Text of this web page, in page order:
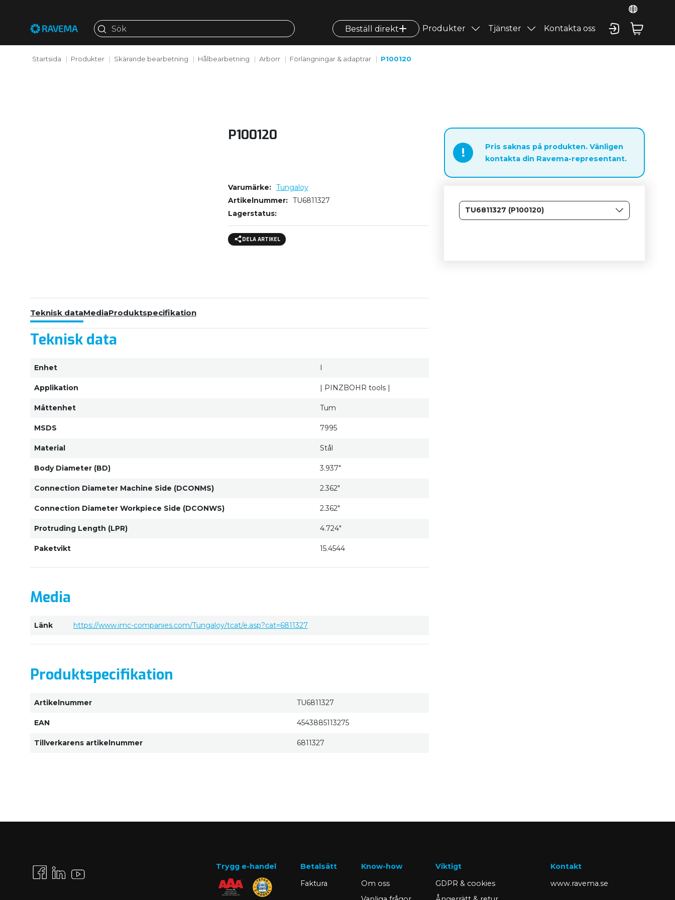
Beställ direkt Produkter Tjänster Kontakta oss
Startsida Produkter Skärande bearbetning Hålbearbetning Arborr Förlängningar & adaptrar P100120
P100120
!
Pris saknas på produkten. Vänligen
kontakta din Ravema-representant.
TU6811327 (P100120)
Varumärke
Tungaloy
Artikelnummer
TU6811327
Lagerstatus
DELA ARTIKEL
Teknisk dataMediaProduktspecifikation
Teknisk data
Enhet I
Applikation | PINZBOHR tools |
Måttenhet Tum
MSDS 7995
Material Stål
Body Diameter (BD) 3.937"
Connection Diameter Machine Side (DCONMS) 2.362"
Connection Diameter Workpiece Side (DCONWS) 2.362"
Protruding Length (LPR) 4.724"
Paketvikt 15.4544
Media
Länk https://www.imc-companies.com/Tungaloy/tcat/e.asp?cat=6811327
Produktspecifikation
Artikelnummer TU6811327
EAN 4543885113275
Tillverkarens artikelnummer 6811327
Trygg e-handel
Betalsätt
Faktura
Know-how
Om oss
Viktigt
GDPR & cookies
Kontakt
www.ravema.se